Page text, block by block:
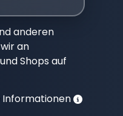
anderen
an
Shops auf